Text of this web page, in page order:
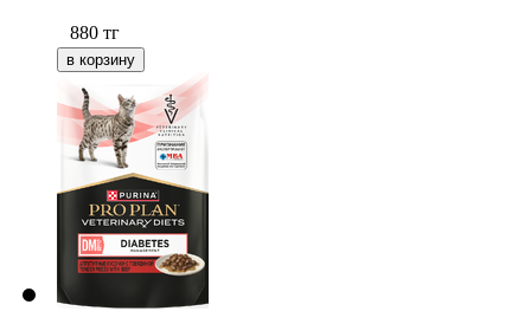
880 тг